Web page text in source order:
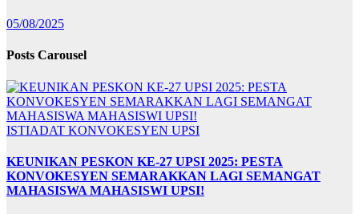
05/08/2025
Posts Carousel
ISTIADAT KONVOKESYEN UPSI
KEUNIKAN PESKON KE-27 UPSI 2025: PESTA
KONVOKESYEN SEMARAKKAN LAGI SEMANGAT
MAHASISWA MAHASISWI UPSI!